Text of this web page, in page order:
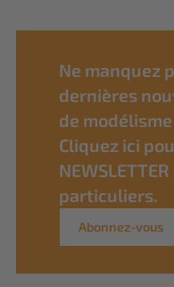
Ne manquez
dernières
de modélisme
Cliquez ici
particuliers.
Abonnez-vous